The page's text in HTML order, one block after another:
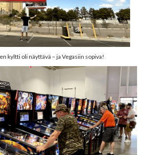
kyltti oli näyttävä – ja Vegasiin sopiva!